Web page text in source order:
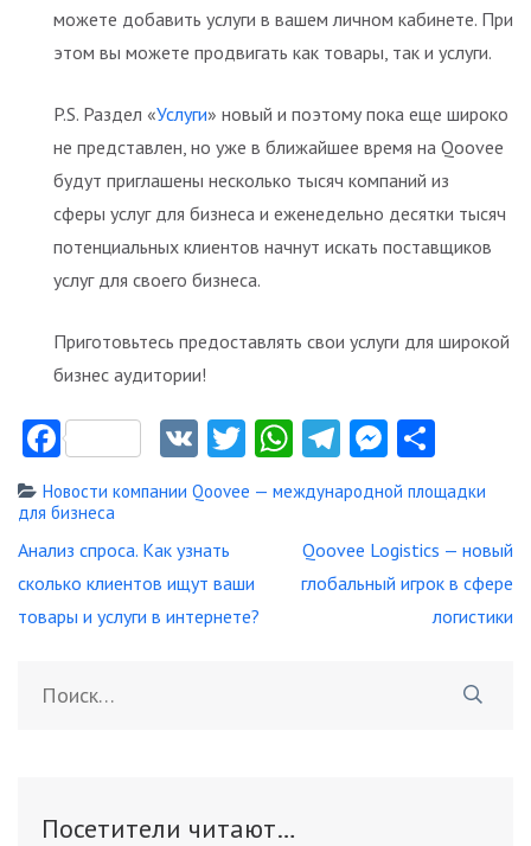
можете добавить услуги в вашем личном кабинете. При
этом вы можете продвигать как товары, так и услуги.
P.S. Раздел «Услуги» новый и поэтому пока еще широко
не представлен, но уже в ближайшее время на Qoovee
будут приглашены несколько тысяч компаний из
сферы услуг для бизнеса и еженедельно десятки тысяч
потенциальных клиентов начнут искать поставщиков
услуг для своего бизнеса.
Приготовьтесь предоставлять свои услуги для широкой
бизнес аудитории!
FacebookVK Twitter
WhatsApp
Telegram
Новости компании Qoovee — международной площадки
для бизнеса
Навигация
по
записям
Анализ спроса. Как узнать
сколько клиентов ищут ваши
товары и услуги в интернете?
Qoovee Logistics — новый
глобальный игрок в сфере
логистики
Посетители читают…